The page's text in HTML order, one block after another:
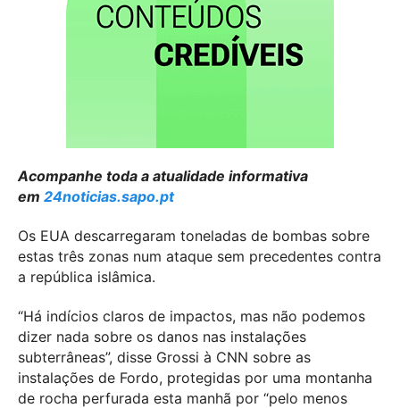
Acompanhe toda a atualidade informativa
em 24noticias.sapo.pt
Os EUA descarregaram toneladas de bombas sobre
estas três zonas num ataque sem precedentes contra
a república islâmica.
“Há indícios claros de impactos, mas não podemos
dizer nada sobre os danos nas instalações
subterrâneas”, disse Grossi à CNN sobre as
instalações de Fordo, protegidas por uma montanha
de rocha perfurada esta manhã por “pelo menos